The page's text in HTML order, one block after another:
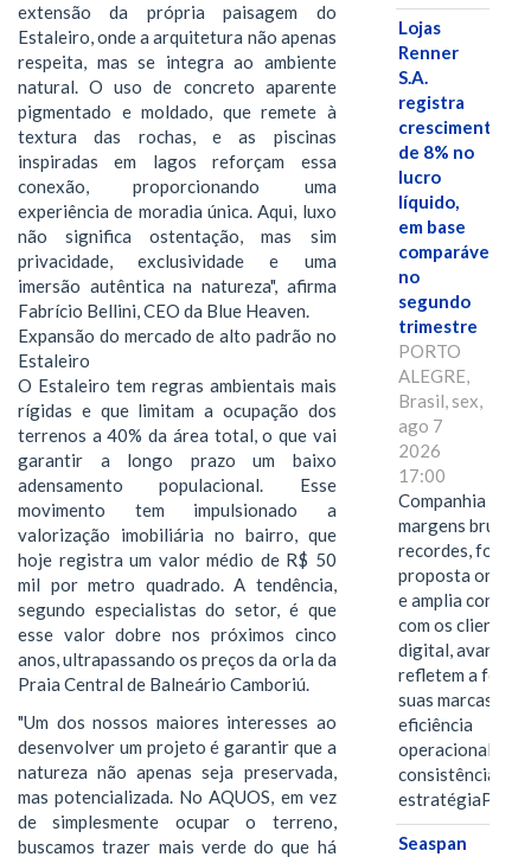
extensão da própria paisagem do
Estaleiro, onde a arquitetura não apenas
respeita, mas se integra ao ambiente
natural. O uso de concreto aparente
pigmentado e moldado, que remete à
textura das rochas, e as piscinas
inspiradas em lagos reforçam essa
conexão, proporcionando uma
experiência de moradia única. Aqui, luxo
não significa ostentação, mas sim
privacidade, exclusividade e uma
imersão autêntica na natureza", afirma
Fabrício Bellini, CEO da Blue Heaven.
Expansão do mercado de alto padrão no
Estaleiro
O Estaleiro tem regras ambientais mais
rígidas e que limitam a ocupação dos
terrenos a 40% da área total, o que vai
garantir a longo prazo um baixo
adensamento populacional. Esse
movimento tem impulsionado a
valorização imobiliária no bairro, que
hoje registra um valor médio de R$ 50
mil por metro quadrado. A tendência,
segundo especialistas do setor, é que
esse valor dobre nos próximos cinco
anos, ultrapassando os preços da orla da
Praia Central de Balneário Camboriú.
"Um dos nossos maiores interesses ao
desenvolver um projeto é garantir que a
natureza não apenas seja preservada,
mas potencializada. No AQUOS, em vez
de simplesmente ocupar o terreno,
buscamos trazer mais verde do que há
Lojas
Renner
S.A.
registra
crescimento
de 8% no
lucro
líquido,
em base
comparável,
no
segundo
trimestre
PORTO
ALEGRE,
Brasil, sex,
ago 7
2026
17:00
Companhia
margens brutas
recordes,
proposta
e amplia
com os clientes
digital, avanços
refletem a força
suas marcas, a
eficiência
operacional e a
consistência de
Seaspan